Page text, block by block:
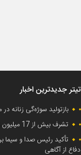
تیتر جدیدترین اخبار
بازتولید سوژه‌گی زنانه
تشرف بیش از 17 میلیون زائر به حرم امام علی(ع) در ایام اربعین
تأکید رئیس صدا و سیما
دفاع از آگاهی